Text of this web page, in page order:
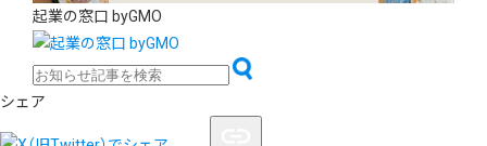
起業の窓口 byGMO
シェア